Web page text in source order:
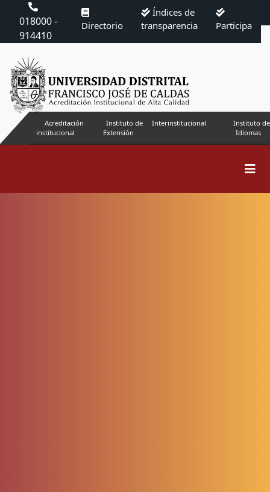
018000 -
914410
Directorio
Índices de
transparencia
Participa
Acreditación
institucional
Instituto de
Extensión
Interinstitucional
Instituto de
Idiomas